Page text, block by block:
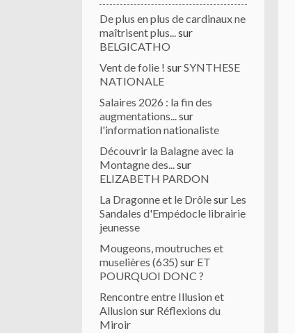
De plus en plus de cardinaux ne
maîtrisent plus...sur
BELGICATHO
Vent de folie ! surSYNTHESE
NATIONALE
Salaires 2026 : la fin des
augmentations...sur
l'information nationaliste
Découvrir la Balagne avec la
Montagne des...sur
ELIZABETH PARDON
La Dragonne et le Drôlesur Les
Sandales d'Empédocle librairie
jeunesse
Mougeons, moutruches et
muselières (635) sur ET
POURQUOI DONC ?
Rencontre entre Illusion et
Allusionsur Réflexions du
Miroir